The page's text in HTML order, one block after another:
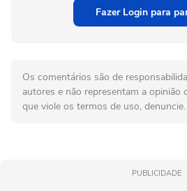
Fazer Login para
Os comentários são de
autores e não representam a opinião
que viole os termos de uso, denuncie.
PUBLICIDADE